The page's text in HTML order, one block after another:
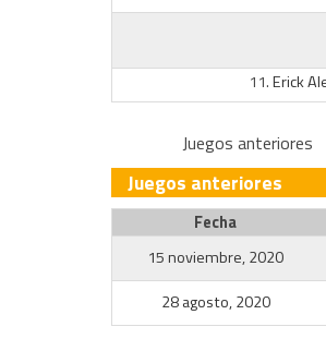
11.Erick
Juegos anteriores
Juegos anteriores
Fecha
15 noviembre, 2020
28 agosto, 2020